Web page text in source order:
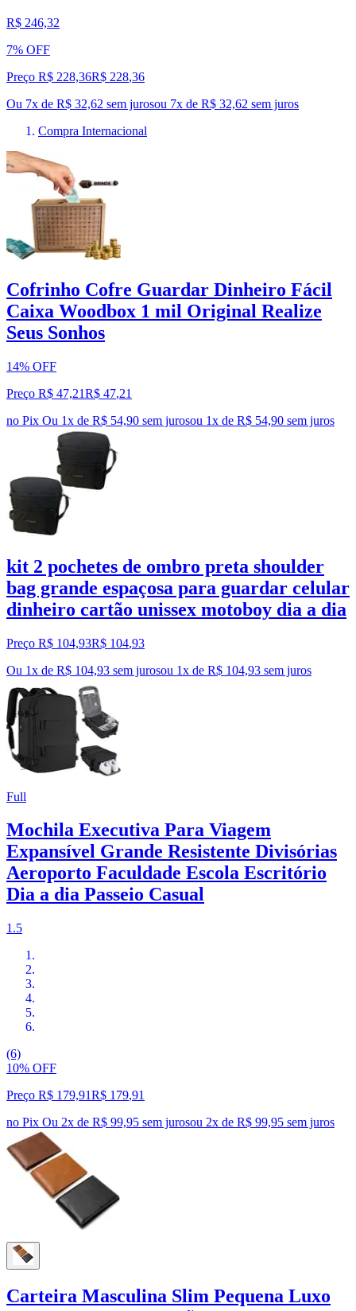
R$ 246,32
7% OFF
Preço R$ 228,36R$ 228,36
Ou 7x de R$ 32,62 sem jurosou 7x de R$ 32,62 sem juros
Compra Internacional
Cofrinho Cofre Guardar Dinheiro Fácil
Caixa Woodbox 1 mil Original Realize
Seus Sonhos
14% OFF
Preço R$ 47,21R$ 47,21
no Pix Ou 1x de R$ 54,90 sem jurosou 1x de R$ 54,90 sem juros
kit 2 pochetes de ombro preta shoulder
bag grande espaçosa para guardar celular
dinheiro cartão unissex motoboy dia a dia
Preço R$ 104,93R$ 104,93
Ou 1x de R$ 104,93 sem jurosou 1x de R$ 104,93 sem juros
Full
Mochila Executiva Para Viagem
Expansível Grande Resistente Divisórias
Aeroporto Faculdade Escola Escritório
Dia a dia Passeio Casual
1.5
(6)
10% OFF
Preço R$ 179,91R$ 179,91
no Pix Ou 2x de R$ 99,95 sem jurosou 2x de R$ 99,95 sem juros
Carteira Masculina Slim Pequena Luxo